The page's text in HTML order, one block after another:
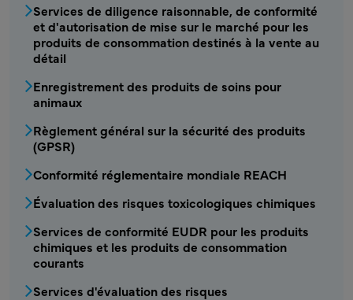
CSRA - Service produits chimiques2 Menu
Services de diligence raisonnable, de conformité
et d'autorisation de mise sur le marché pour les
produits de consommation destinés à la vente au
Enregistrement des produits de soins pour
Règlement général sur la sécurité des produits
Conformité réglementaire mondiale REACH
Services de conformité EUDR pour les produits
chimiques et les produits de consommation